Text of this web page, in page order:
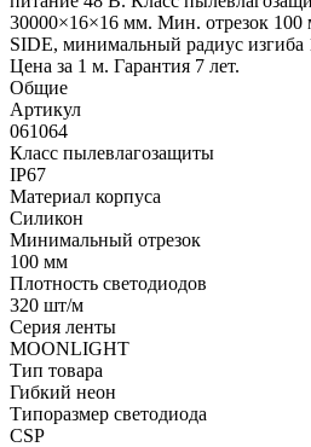
30000×16×16 мм. Мин. отрезок 100
SIDE, минимальный радиус
Цена за 1 м. Гарантия 7 лет.
Общие
Артикул
061064
Класс пылевлагозащиты
IP67
Материал корпуса
Силикон
Минимальный отрезок
100 мм
Плотность светодиодов
320 шт/м
Серия ленты
MOONLIGHT
Тип товара
Гибкий неон
Типоразмер светодиода
CSP